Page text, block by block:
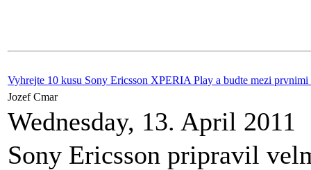
Vyhrejte 10 kusu Sony Ericsson XPERIA Play a budte mezi
Jozef Cmar
Wednesday, 13. April 2011
Sony Ericsson pripravil